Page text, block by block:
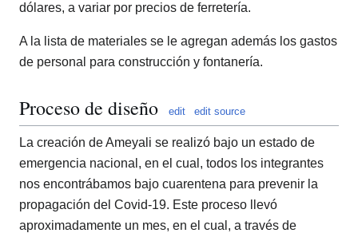
dólares, a variar por precios de ferretería.
A la lista de materiales se le agregan además los gastos
de personal para construcción y fontanería.
Proceso de diseño edit edit source
La creación de Ameyali se realizó bajo un estado de
emergencia nacional, en el cual, todos los integrantes
nos encontrábamos bajo cuarentena para prevenir la
propagación del Covid-19. Este proceso llevó
aproximadamente un mes, en el cual, a través de